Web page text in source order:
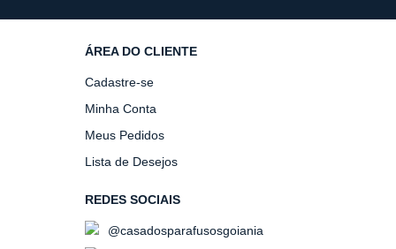
ÁREA DO CLIENTE
Cadastre-se
Minha Conta
Meus Pedidos
Lista de Desejos
REDES SOCIAIS
@casadosparafusosgoiania